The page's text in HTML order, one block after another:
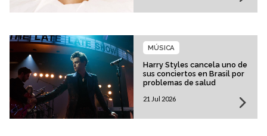
Harry Styles cancela uno de
sus conciertos en Brasil por
problemas de salud
MÚSICA
21 Jul 2026